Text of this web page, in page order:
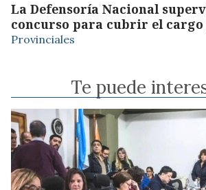
La Defensoría Nacional
concurso para cubrir el
Provinciales
Te puede